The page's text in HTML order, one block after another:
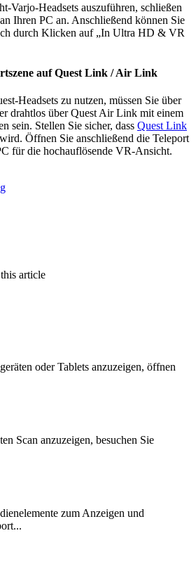
Varjo-Headsets auszuführen, schließen
Ihren PC an. Anschließend können Sie
durch Klicken auf „In Ultra HD & VR
auf Quest Link / Air Link
Headsets zu nutzen, müssen Sie über
drahtlos über Quest Air Link mit einem
sein. Stellen Sie sicher, dass Quest Link
Öffnen Sie anschließend die Teleport
für die hochauflösende VR-Ansicht.
article
oder Tablets anzuzeigen, öffnen
Scan anzuzeigen, besuchen Sie
zum Anzeigen und